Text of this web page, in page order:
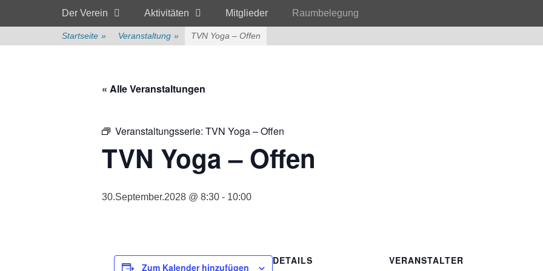
überspringen
Primärmenü
Der Verein Aktivitäten Mitglieder Raumbelegung
Startseite » Veranstaltung » TVN Yoga – Offen
« Alle Veranstaltungen
Veranstaltungsserie: TVN Yoga – Offen
TVN Yoga – Offen
30.September.2028 @ 8:30 - 10:00
Zum Kalender hinzufügen
DETAILS
VERANSTALTER